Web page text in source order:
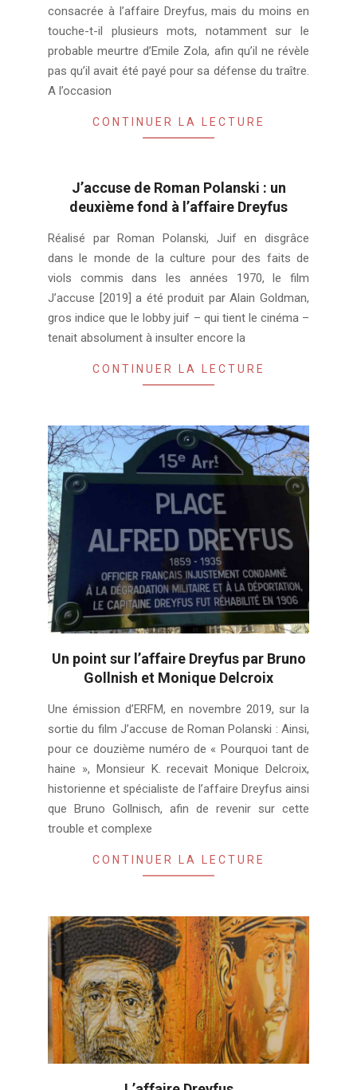
consacrée à l’affaire Dreyfus, mais du moins en
touche-t-il plusieurs mots, notamment sur le
probable meurtre d’Emile Zola, afin qu’il ne révèle
pas qu’il avait été payé pour sa défense du traître.
A l’occasion
CONTINUER LA LECTURE
J’accuse de Roman Polanski : un
deuxième fond à l’affaire Dreyfus
02-
05
Réalisé par Roman Polanski, Juif en disgrâce
dans le monde de la culture pour des faits de
viols commis dans les années 1970, le film
J’accuse [2019] a été produit par Alain Goldman,
gros indice que le lobby juif – qui tient le cinéma –
tenait absolument à insulter encore la
CONTINUER LA LECTURE
Un point sur l’affaire Dreyfus par Bruno
Gollnish et Monique Delcroix
02-
05
Une émission d’ERFM, en novembre 2019, sur la
sortie du film J’accuse de Roman Polanski : Ainsi,
pour ce douzième numéro de « Pourquoi tant de
haine », Monsieur K. recevait Monique Delcroix,
historienne et spécialiste de l’affaire Dreyfus ainsi
que Bruno Gollnisch, afin de revenir sur cette
trouble et complexe
CONTINUER LA LECTURE